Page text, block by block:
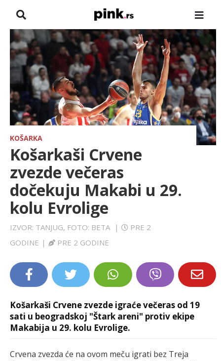
NASLOVNA
VESTI
ZADRUGA
SHOWBIZ
HRONIKA
FARMERI
TV
SPORT
KOŠARKA
Košarkaši Crvene
zvezde večeras
dočekuju Makabi u 29.
kolu Evrolige
IZVOR: TANJUG, FOTO: BETA |
PRE 2
GODINE | PRE 2 GODINE
Košarkaši Crvene zvezde igraće večeras od 19
sati u beogradskoj "Štark areni" protiv ekipe
Makabija u 29. kolu Evrolige.
Crvena zvezda će na ovom meču igrati bez Treja